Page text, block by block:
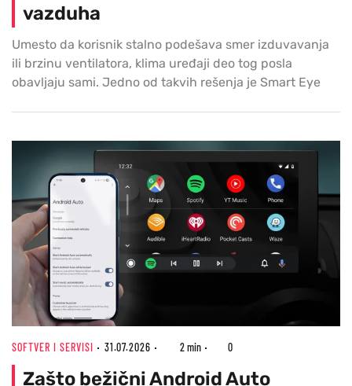
vazduha
Umesto da korisnik stalno podešava smer izduvavanja
ili brzinu ventilatora, klima uređaji deo tog posla
obavljaju sami. Jedno od takvih rešenja je Smart Eye
SOFTVER I SERVISI 31.07.2026 2 min 0
Zašto bežični Android Auto